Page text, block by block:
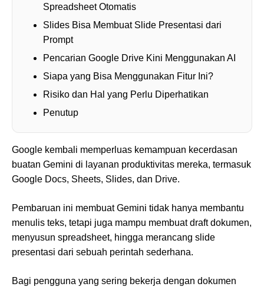
Spreadsheet Otomatis
Slides Bisa Membuat Slide Presentasi dari
Prompt
Pencarian Google Drive Kini Menggunakan AI
Siapa yang Bisa Menggunakan Fitur Ini?
Risiko dan Hal yang Perlu Diperhatikan
Penutup
Google kembali memperluas kemampuan kecerdasan
buatan Gemini di layanan produktivitas mereka, termasuk
Google Docs, Sheets, Slides, dan Drive.
Pembaruan ini membuat Gemini tidak hanya membantu
menulis teks, tetapi juga mampu membuat draft dokumen,
menyusun spreadsheet, hingga merancang slide
presentasi dari sebuah perintah sederhana.
Bagi pengguna yang sering bekerja dengan dokumen